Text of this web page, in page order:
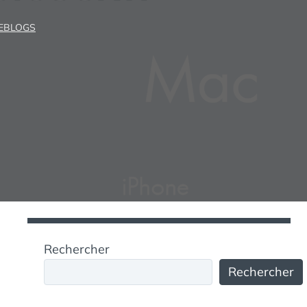
Rechercher
Rechercher